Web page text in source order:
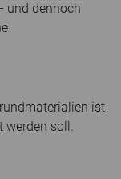
und dennoch
ist
werden soll.